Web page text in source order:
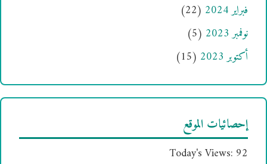
فبراير 2024
(22)
نوفمبر 2023
(5)
أكتوبر 2023
(15)
إحصائيات الموقع
Today's Views: 92